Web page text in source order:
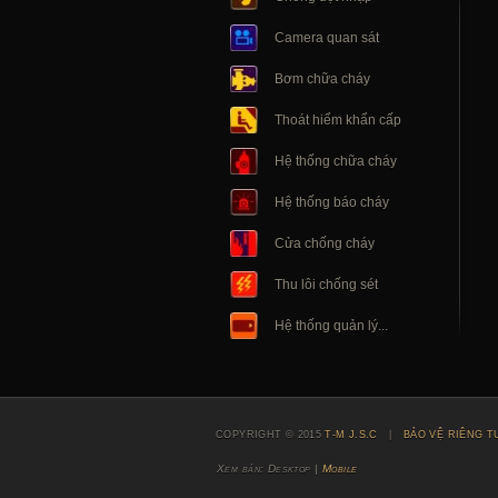
Camera quan sát
Bơm chữa cháy
Thoát hiểm khẩn cấp
Hệ thống chữa cháy
Hệ thống báo cháy
Cửa chống cháy
Thu lôi chống sét
Hệ thống quản lý...
COPYRIGHT © 2015T-M J.S.C BẢO VỆ RIÊNG
Xem bản: Desktop | Mobile